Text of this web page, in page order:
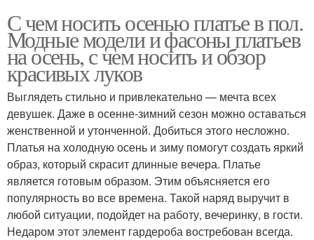
С чем носить осенью платье в пол.
Модные модели и фасоны платьев
на осень, с чем носить и обзор
красивых луков
Выглядеть стильно и привлекательно — мечта всех
девушек. Даже в осенне-зимний сезон можно оставаться
женственной и утонченной. Добиться этого несложно.
Платья на холодную осень и зиму помогут создать яркий
образ, который скрасит длинные вечера. Платье
является готовым образом. Этим объясняется его
популярность во все времена. Такой наряд выручит в
любой ситуации, подойдет на работу, вечеринку, в гости.
Недаром этот элемент гардероба востребован всегда.